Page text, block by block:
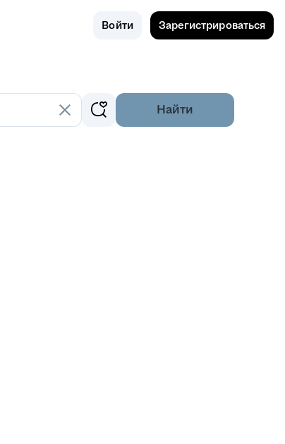
Войти Зарегистрироваться
Найти